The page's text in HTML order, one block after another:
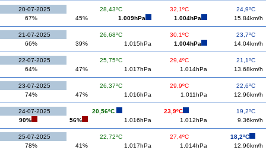
20-07-2025 28,43ºC 32,1ºC
24,9ºC
67%
45% 1.009hPa 1.004hPa 15.84km/h
21-07-2025 26,68ºC 30,1ºC
23,7ºC
66%
39% 1.015hPa 1.004hPa 14.04km/h
22-07-2025 25,75ºC 29,4ºC
21,1ºC
64%
47% 1.017hPa 1.014hPa 13.68km/h
23-07-2025 26,37ºC 29,9ºC
22,6ºC
74%
47% 1.016hPa 1.011hPa 12.96km/h
24-07-2025 20,56ºC 23,9ºC
19,2ºC
90%
56% 1.016hPa 1.012hPa 9.36km/h
25-07-2025 22,72ºC 27,4ºC
18,2ºC
78%
41% 1.017hPa 1.014hPa 12.96km/h